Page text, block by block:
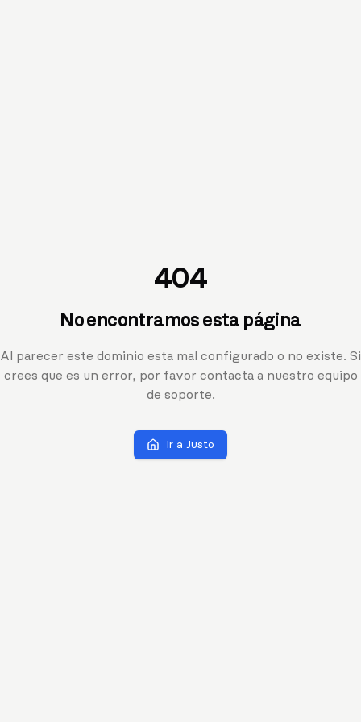
404
No encontramos esta página
Al parecer este dominio esta mal configurado o no existe. Si
crees que es un error, por favor contacta a nuestro equipo
de soporte.
Ir a Justo